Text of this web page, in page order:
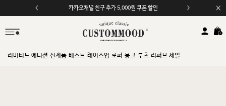
카카오채널 친구 추가 5,000원 쿠폰 할인
모바일 앱 자동 2,000원 할인
리미티드 에디션 신제품 베스트 레이스업 로퍼 몽크 부츠 리퍼브 세일